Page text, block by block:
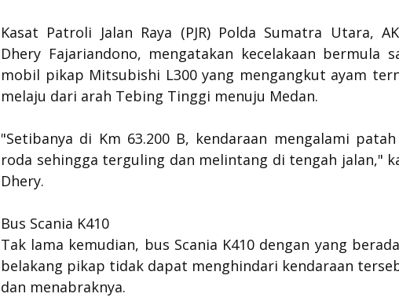
Kasat Patroli Jalan Raya (PJR) Polda Sumatra Utara,
Dhery Fajariandono, mengatakan kecelakaan bermula
mobil pikap Mitsubishi L300 yang mengangkut ayam
melaju dari arah Tebing Tinggi menuju Medan.
"Setibanya di Km 63.200 B, kendaraan mengalami patah
roda sehingga terguling dan melintang di tengah jalan,"
Dhery.
Bus Scania K410
Tak lama kemudian, bus Scania K410 dengan yang
belakang pikap tidak dapat menghindari kendaraan
dan menabraknya.